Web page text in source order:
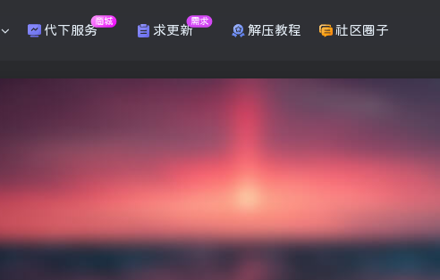
代下服务
商城
求更新
需求
解压教程 社区圈子